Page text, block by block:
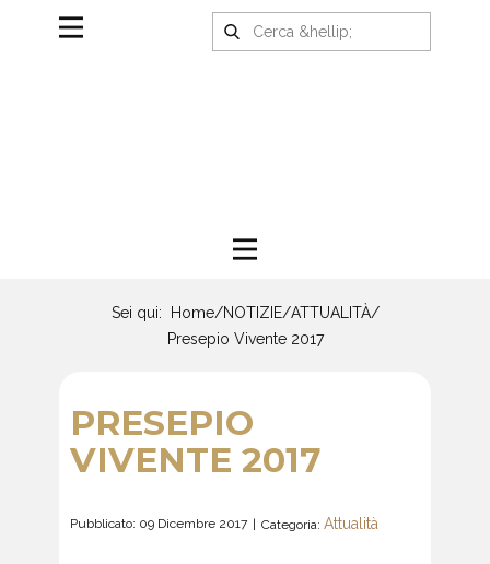
Sei qui: Home/NOTIZIE/ATTUALITÀ/
Presepio Vivente 2017
PRESEPIO
VIVENTE 2017
Pubblicato: 09 Dicembre 2017 Categoria: Attualità